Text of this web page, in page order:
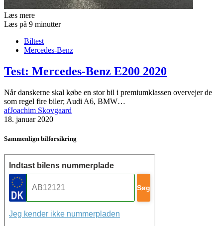
Læs mere
Læs på 9 minutter
Biltest
Mercedes-Benz
Test: Mercedes-Benz E200 2020
Når danskerne skal købe en stor bil i premiumklassen overvejer de
som regel fire biler; Audi A6, BMW…
afJoachim Skovgaard
18. januar 2020
Sammenlign bilforsikring